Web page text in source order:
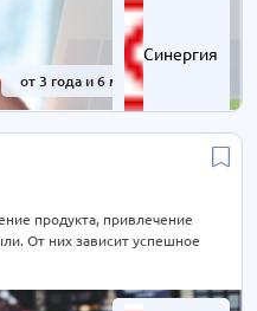
Синергия
от 3 года и 6 мес.
продукта, привлечение
От них зависит успешное